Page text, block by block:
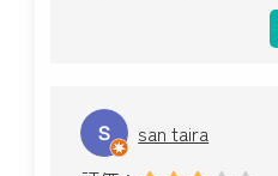
san taira